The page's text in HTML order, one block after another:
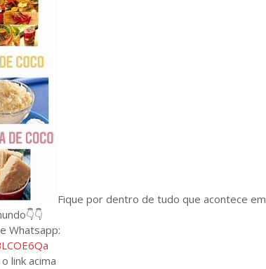
Fique por dentro de tudo que acontece em
Whatsapp:
link acima